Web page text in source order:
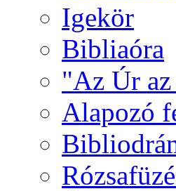
Igekör
Bibliaóra
"Az Úr
Alapozó